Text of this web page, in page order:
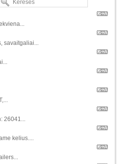
savaitgaliai...
26041...
kelius....